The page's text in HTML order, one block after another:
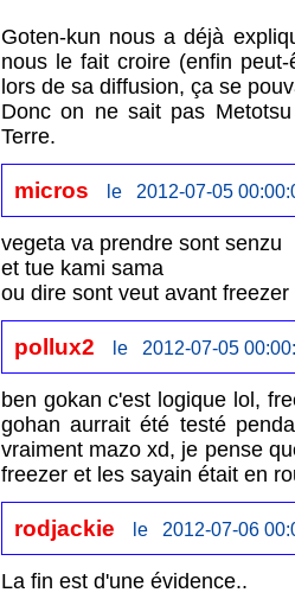
Goten-kun nous a déjà
nous le fait croire (enfin
lors de sa diffusion, ça se
Donc on ne sait pas
Terre.
micros le 2012-07-05
vegeta va prendre sont senzu
et tue kami sama
ou dire sont veut avant
pollux2 le 2012-07-05
ben gokan c'est logique lol,
gohan aurrait été testé
vraiment mazo xd, je pense
freezer et les sayain était en
rodjackie le 2012-07-06
La fin est d'une évidence..